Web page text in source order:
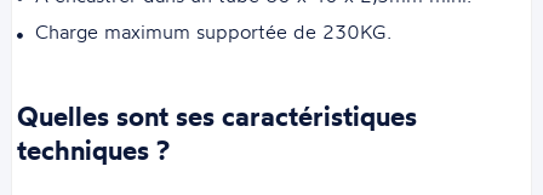
Charge maximum supportée de 230KG.
Quelles sont ses caractéristiques
techniques ?